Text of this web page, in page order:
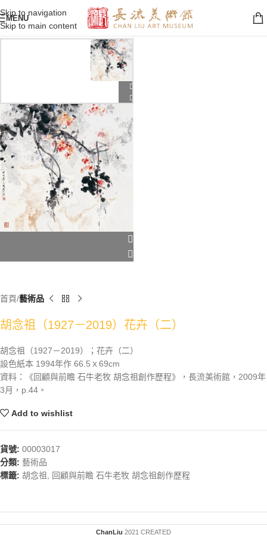
Skip to navigation
Skip to main content
MENU
首頁 藝術品
胡念祖（1927－2019）花卉（二）
胡念祖（1927－2019）；花卉（二）
設色紙本 1994年作 66.5ｘ69cm
資料：《回顧與前瞻 石牛老牧 胡念祖創作歷程》，長流美術館，2009年
3月，p.44。
Add to wishlist
貨號: 00003017
分類: 藝術品
標籤: 胡念祖 回顧與前瞻 石牛老牧 胡念祖創作歷程
ChanLiu 2021 CREATED